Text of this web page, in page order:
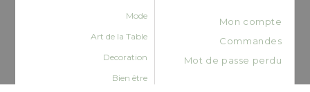
Mode
Art de la Table
Decoration
Bien être
Mon compte
Commandes
Mot de passe perdu